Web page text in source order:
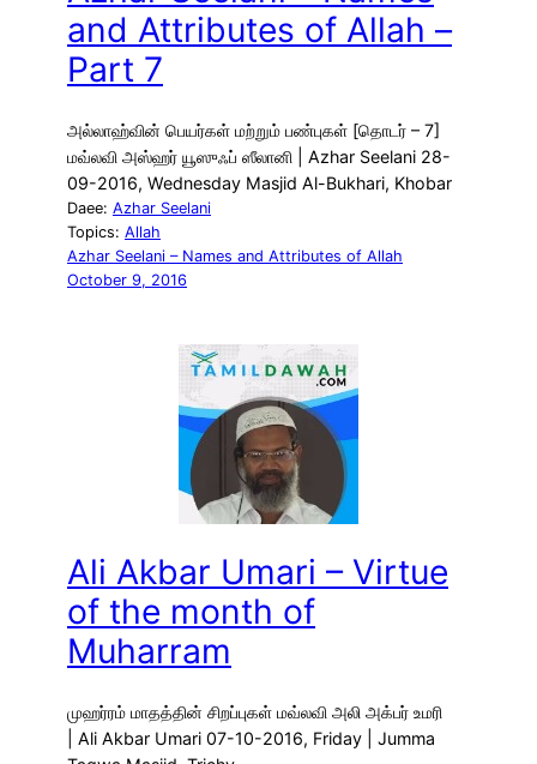
and Attributes of Allah –
Part 7
அல்லாஹ்வின் பெயர்கள் மற்றும் பண்புகள் [தொடர் – 7]
மவ்லவி அஸ்ஹர் யூஸுஃப் ஸீலானி | Azhar Seelani 28-
09-2016, Wednesday Masjid Al-Bukhari, Khobar
Daee: Azhar Seelani
Topics: Allah
Azhar Seelani – Names and Attributes of Allah
October 9, 2016
Ali Akbar Umari – Virtue
of the month of
Muharram
முஹர்ரம் மாதத்தின் சிறப்புகள் மவ்லவி அலி அக்பர் உமரி
| Ali Akbar Umari 07-10-2016, Friday | Jumma